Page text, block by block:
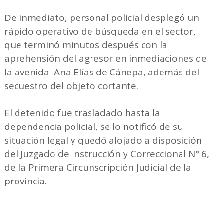
De inmediato, personal policial desplegó un
rápido operativo de búsqueda en el sector,
que terminó minutos después con la
aprehensión del agresor en inmediaciones de
la avenida Ana Elías de Cánepa, además del
secuestro del objeto cortante.
El detenido fue trasladado hasta la
dependencia policial, se lo notificó de su
situación legal y quedó alojado a disposición
del Juzgado de Instrucción y Correccional N° 6,
de la Primera Circunscripción Judicial de la
provincia.